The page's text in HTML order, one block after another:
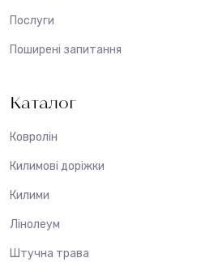
Послуги
Поширені запитання
Каталог
Ковролін
Килимові доріжки
Килими
Лінолеум
Штучна трава